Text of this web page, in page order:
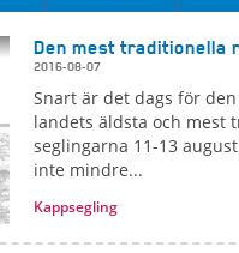
Den mest traditionella
2016-08-07
Snart är det dags för
landets äldsta och mest
seglingarna 11-13
inte mindre...
Kappsegling